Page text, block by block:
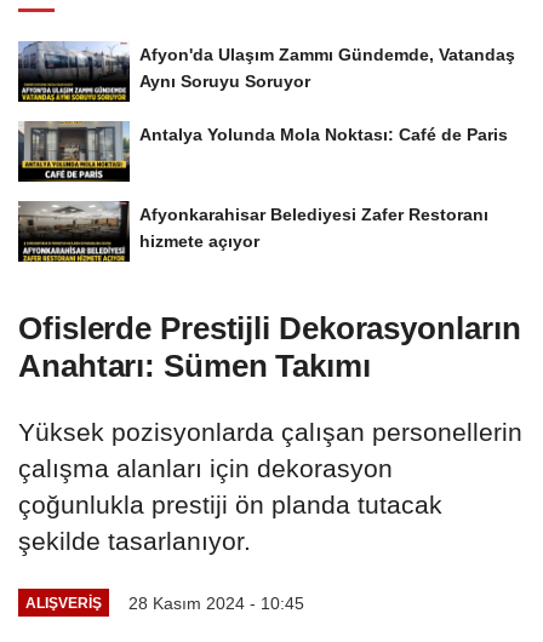
Afyon'da Ulaşım Zammı Gündemde, Vatandaş
Aynı Soruyu Soruyor
Antalya Yolunda Mola Noktası: Café de Paris
Afyonkarahisar Belediyesi Zafer Restoranı
hizmete açıyor
Ofislerde Prestijli Dekorasyonların
Anahtarı: Sümen Takımı
Yüksek pozisyonlarda çalışan personellerin
çalışma alanları için dekorasyon
çoğunlukla prestiji ön planda tutacak
şekilde tasarlanıyor.
ALIŞVERIŞ 28 Kasım 2024 - 10:45